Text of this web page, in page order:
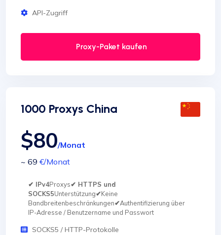
API-Zugriff
Proxy-Paket kaufen
1000 Proxys China
$80/Monat
~ 69 €/Monat
✔ IPv4Proxys✔ HTTPS und
SOCKS5Unterstützung✔Keine
Bandbreitenbeschränkungen✔Authentifizierung über
IP-Adresse / Benutzername und Passwort
SOCKS5 / HTTP-Protokolle